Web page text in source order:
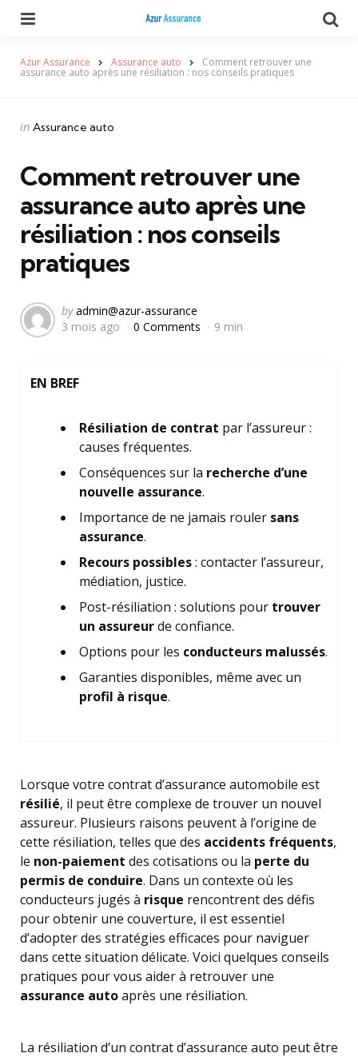
Azur Assurance Assurance auto Comment retrouver une
assurance auto après une résiliation : nos conseils pratiques
Categories
Posted
in Assurance auto
Comment retrouver une
assurance auto après une
résiliation : nos conseils
pratiques
Posted
by
by admin@azur-assurance
3 mois ago
0 Comments 9 min
EN BREF
Résiliation de contrat par l’assureur :
causes fréquentes.
Conséquences sur la recherche d’une
nouvelle assurance.
Importance de ne jamais rouler sans
assurance.
Recours possibles: contacter l’assureur,
médiation, justice.
Post-résiliation : solutions pour trouver
un assureurde confiance.
Options pour les conducteurs malussés.
Garanties disponibles, même avec un
profil à risque.
Lorsque votre contrat d’assurance automobile est
résilié, il peut être complexe de trouver un nouvel
assureur. Plusieurs raisons peuvent à l’origine de
cette résiliation, telles que des accidents fréquents,
le non-paiement des cotisations ou la perte du
permis de conduire. Dans un contexte où les
conducteurs jugés à risque rencontrent des défis
pour obtenir une couverture, il est essentiel
d’adopter des stratégies efficaces pour naviguer
dans cette situation délicate. Voici quelques conseils
pratiques pour vous aider à retrouver une
assurance autoaprès une résiliation.
La résiliation d’un contrat d’assurance auto peut être